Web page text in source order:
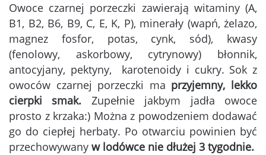
Owoce czarnej porzeczki zawierają witaminy (A,
B1, B2, B6, B9, C, E, K, P), minerały (wapń, żelazo,
magnez fosfor, potas, cynk, sód), kwasy
(fenolowy, askorbowy, cytrynowy) błonnik,
antocyjany, pektyny, karotenoidy i cukry. Sok z
owoców czarnej porzeczki ma przyjemny, lekko
cierpki smak. Zupełnie jakbym jadła owoce
prosto z krzaka:) Można z powodzeniem dodawać
go do ciepłej herbaty. Po otwarciu powinien być
przechowywany w lodówce nie dłużej 3 tygodnie.